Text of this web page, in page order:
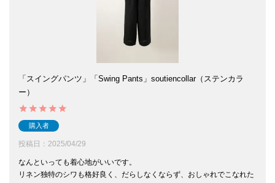
「スイングパンツ」「Swing Pants」soutiencollar（ステンカラ
ー）
購入者
投稿日 2025/04/29
なんといっても着心地がいいです。
リネン独特のシワも格好良く、だらしなくならず、おしゃれでこなれた